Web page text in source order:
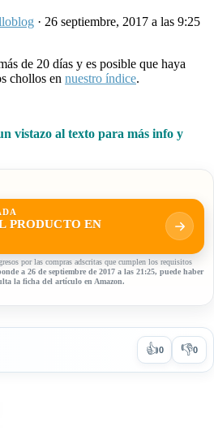
· 26 septiembre, 2017 a las 9:25
de 20 días y es posible que haya
chollos en nuestro índice.
vistazo al texto para más info y
PRODUCTO EN
por las compras adscritas que cumplen los requisitos
a 26 de septiembre de 2017 a las 21:25, puede haber
la ficha del artículo en Amazon.
👍0 👎0